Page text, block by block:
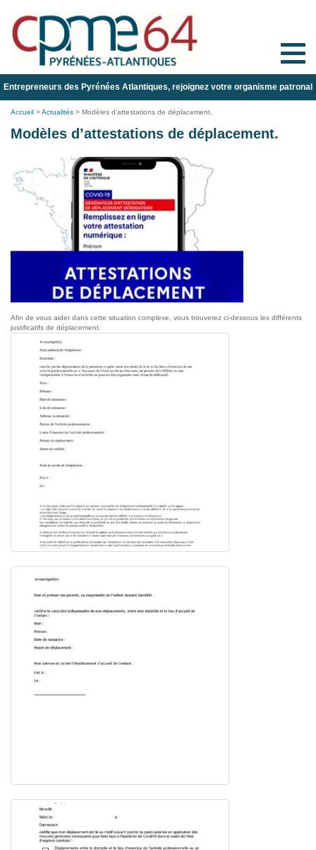
Toggle
Entrepreneurs des Pyrénées Atlantiques, rejoignez votre organisme patronal
Accueil >Actualités > Modèles d’attestations de déplacement.
Modèles d’attestations de déplacement.
Afin de vous aider dans cette situation complexe, vous trouverez ci-dessous les différents
justificatifs de déplacement.